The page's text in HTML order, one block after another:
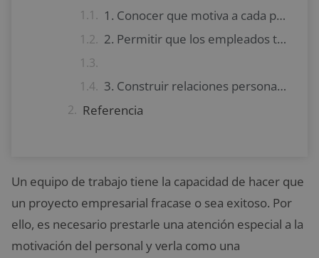
1. Conocer que motiva a cada persona
2. Permitir que los empleados tomen algunas decisiones
3. Construir relaciones personales solidas
Referencia
Un equipo de trabajo tiene la capacidad de hacer que
un proyecto empresarial fracase o sea exitoso. Por
ello, es necesario prestarle una atención especial a la
motivación del personal y verla como una